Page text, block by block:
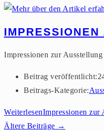
Impressionen zur
Beitrag veröffentlicht:
Beitrags-Kategorie:
WeiterlesenImpressionen zur
Ältere Beiträge →